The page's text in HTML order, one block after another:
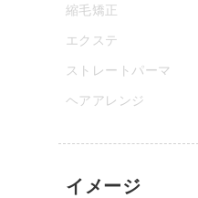
縮毛矯正
エクステ
ストレートパーマ
ヘアアレンジ
イメージ